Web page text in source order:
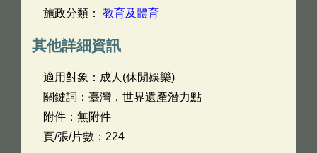
施政分類： 教育及體育
其他詳細資訊
適用對象：成人(休閒娛樂)
關鍵詞：臺灣，世界遺產潛力點
附件：無附件
頁/張/片數：224